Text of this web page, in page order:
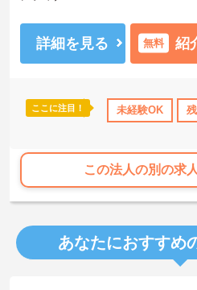
残業少なめ 住宅手当・補助
ンスを実現できる環境です。
各種手当ても充実しており、長く働
詳細を見る 無料 紹
ここに注目！ 未経験OK
この法人の別の求
あなたにおすすめ